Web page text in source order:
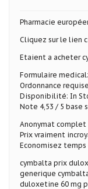
Pharmacie
Cliquez sur le lien
Etaient a acheter
Formulaire
Ordonnance
Disponibilité: In
Note 4,53 / 5 base
Anonymat complet
Prix vraiment
Economisez
cymbalta prix
generique
duloxetine 60 mg